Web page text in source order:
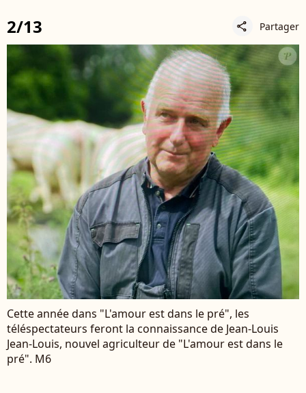
2/13 share Partager
Cette année dans "L'amour est dans le pré", les
téléspectateurs feront la connaissance de Jean-Louis
Jean-Louis, nouvel agriculteur de "L'amour est dans le
pré". M6